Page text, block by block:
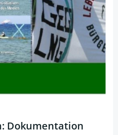
Dokumentation